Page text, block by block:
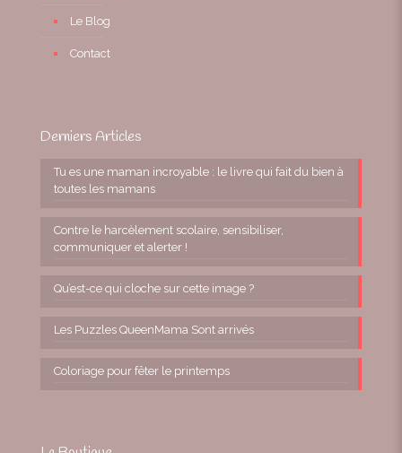
Le Blog
Contact
Derniers Articles
Tu es une maman incroyable : le livre qui fait du bien à
toutes les mamans
Contre le harcèlement scolaire, sensibiliser,
communiquer et alerter !
Qu’est-ce qui cloche sur cette image ?
Les Puzzles QueenMama Sont arrivés
Coloriage pour fêter le printemps